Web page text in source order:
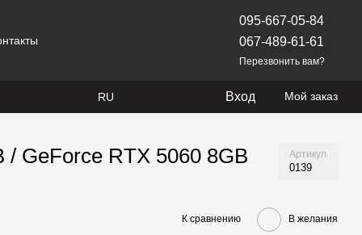
095-667-05-84
067-489-61-61
Перезвонить вам?
RU Вход Мой заказ
/ GeForce RTX 5060 8GB Артикул
0139
К сравнению В желания